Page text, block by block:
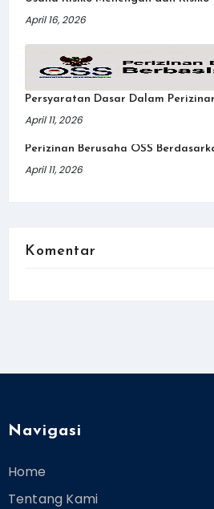
April 16, 2026
Persyaratan Dasar Dalam
April 11, 2026
Perizinan Berusaha OSS
April 11, 2026
Komentar
Navigasi
Home
Tentang Kami